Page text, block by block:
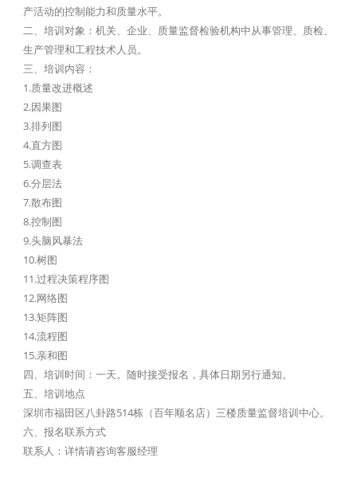
产活动的控制能力和质量水平。
二、培训对象：机关、企业、质量监督检验机构中从事管理、质检、
生产管理和工程技术人员。
三、培训内容：
1.质量改进概述
2.因果图
3.排列图
4.直方图
5.调查表
6.分层法
7.散布图
8.控制图
9.头脑风暴法
10.树图
11.过程决策程序图
12.网络图
13.矩阵图
14.流程图
15.亲和图
四、培训时间：一天。随时接受报名，具体日期另行通知。
五、培训地点
深圳市福田区八卦路514栋（百年顺名店）三楼质量监督培训中心。
六、报名联系方式
联系人：详情请咨询客服经理